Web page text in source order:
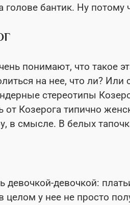
голове бантик. Ну потому
понимают, что такое
на нее, что ли? Или
стереотипы
от Козерога типично
в смысле. В белых
девочкой-девочкой:
целом у нее не просто